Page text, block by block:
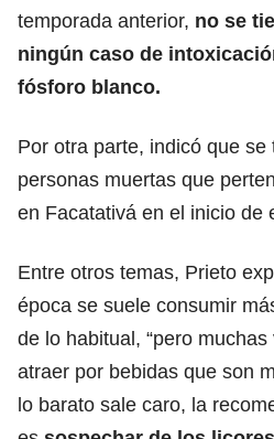
temporada anterior, no se
ningún caso de
fósforo blanco.
Por otra parte, indicó que
personas muertas que
en Facatativá en el inicio de
Entre otros temas, Prieto
época se suele consumir
de lo habitual, “pero
atraer por bebidas que son
lo barato sale caro, la